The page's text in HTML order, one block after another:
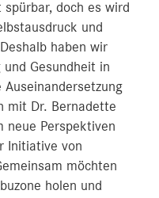
doch es wird
und
haben wir
Gesundheit in
Auseinandersetzung
mit Dr. Bernadette
neue Perspektiven
Initiative von
möchten
holen und